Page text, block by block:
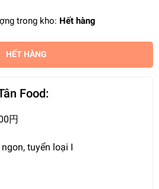
trong kho: Hết hàng
HẾT HÀNG
Food:
円
tuyển loại I